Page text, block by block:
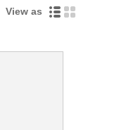
View as